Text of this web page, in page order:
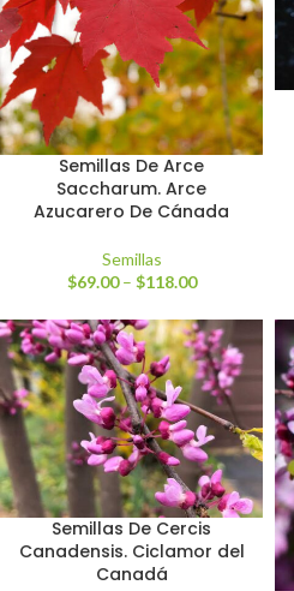
Semillas De Arce
Saccharum. Arce
Azucarero De Cánada
Semillas
$69.00 – $118.00
Semillas De Cercis
Canadensis. Ciclamor del
Canadá